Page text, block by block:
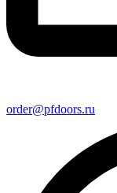
order@pfdoors.ru